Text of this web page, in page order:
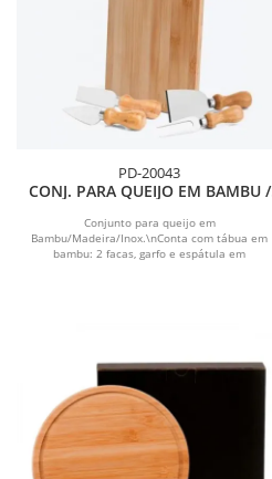
PD-20043
CONJ. PARA QUEIJO EM BAMBU /
Conjunto para queijo em
Bambu/Madeira/Inox.\nConta com tábua em
bambu: 2 facas, garfo e espátula em